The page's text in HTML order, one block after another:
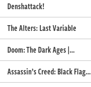
Denshattack!
The Alters: Last Variable
Doom: The Dark Ages |…
Assassin’s Creed: Black Flag…